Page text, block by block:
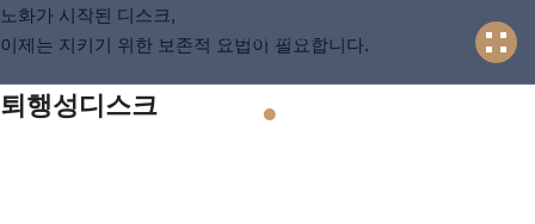
노화가 시작된 디스크,
이제는 지키기 위한 보존적 요법이 필요합니다.
퇴행성디스크
Scroll down